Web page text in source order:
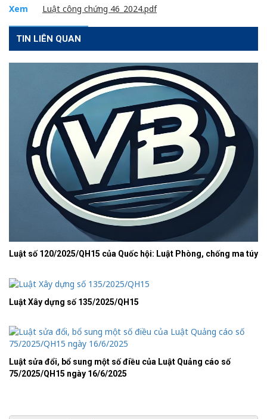
Xem
Luật công chứng 46_2024.pdf
TIN LIÊN QUAN
Luật số 120/2025/QH15 của Quốc hội: Luật Phòng, chống ma túy
Luật Xây dựng số 135/2025/QH15
Luật sửa đổi, bổ sung một số điều của Luật Quảng cáo số
75/2025/QH15 ngày 16/6/2025